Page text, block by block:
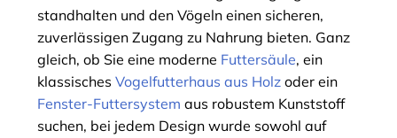
standhalten und den Vögeln einen sicheren,
zuverlässigen Zugang zu Nahrung bieten. Ganz
gleich, ob Sie eine moderne Futtersäule, ein
klassisches Vogelfutterhaus aus Holz oder ein
Fenster-Futtersystem aus robustem Kunststoff
suchen, bei jedem Design wurde sowohl auf